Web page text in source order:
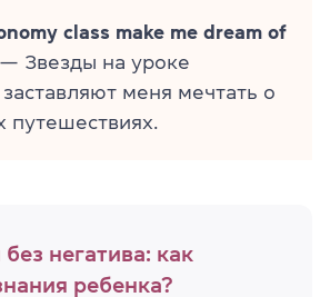
class make me dream of
— Звезды на уроке
меня мечтать о
путешествиях.
негатива: как
ребенка?